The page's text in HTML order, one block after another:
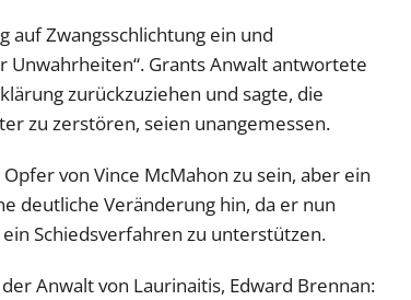
auf Zwangsschlichtung ein und
Unwahrheiten“. Grants Anwalt antwortete
zurückzuziehen und sagte, die
zu zerstören, seien unangemessen.
von Vince McMahon zu sein, aber ein
deutliche Veränderung hin, da er nun
Schiedsverfahren zu unterstützen.
Anwalt von Laurinaitis, Edward Brennan: